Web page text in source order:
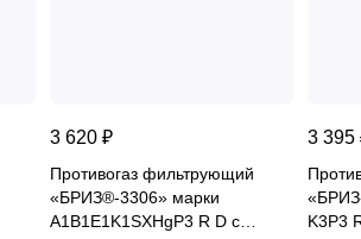
3 620 ₽
Противогаз фильтрующий
«БРИЗ®-3306» марки
A1B1E1K1SXHgP3 R D с
3 395
K3P3